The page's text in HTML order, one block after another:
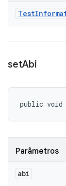
Test
setAbi
public void
Parâmetros
abi